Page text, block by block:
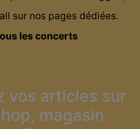
sur nos pages dédiées.
les concerts
vos articles sur
magasin